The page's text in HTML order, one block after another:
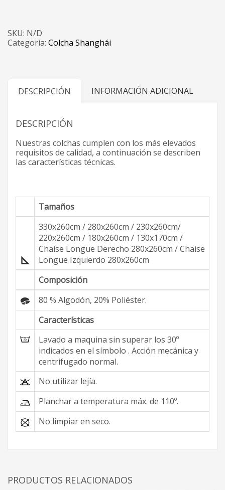
SKU: N/D
Categoría: Colcha Shanghái
DESCRIPCIÓN INFORMACIÓN ADICIONAL
DESCRIPCIÓN
Nuestras colchas cumplen con los más elevados
requisitos de calidad, a continuación se describen
las características técnicas.
Tamaños
330x260cm / 280x260cm / 230x260cm/
220x260cm / 180x260cm / 130x170cm /
Chaise Longue Derecho 280x260cm / Chaise
Longue Izquierdo 280x260cm
Composición
80 % Algodón, 20% Poliéster.
Características
Lavado a maquina sin superar los 30º
indicados en el símbolo . Acción mecánica y
centrifugado normal.
No utilizar lejía.
Planchar a temperatura máx. de 110º.
No limpiar en seco.
PRODUCTOS RELACIONADOS